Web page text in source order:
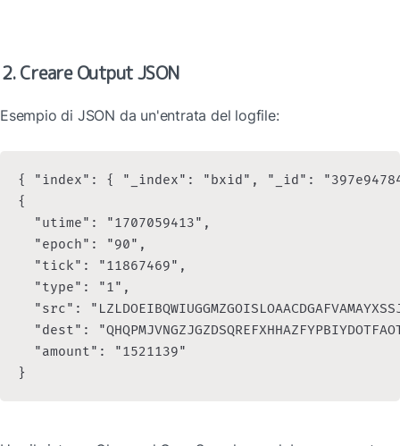
2. Creare Output JSON
Esempio di JSON da un'entrata del logfile:
{ "index": { "_index": "bxid", "_id":
{
  "utime": "1707059413",
  "epoch": "90",
  "tick": "11867469",
  "type": "1",
"src":
"dest":
  "amount": "1521139"